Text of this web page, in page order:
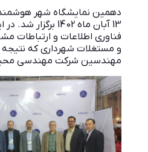
13 آبان ماه 1402
فناوری اطلاعات و ارتباطات
و مستغلات شهرداری که
مهندسین شرکت مهندسی